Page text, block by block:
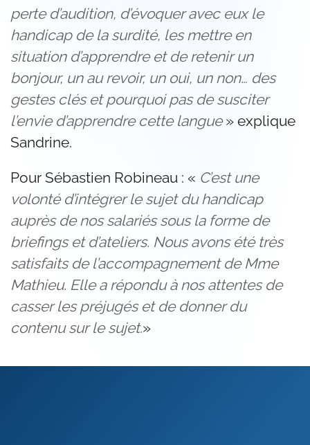
perte d’audition, d’évoquer avec eux le
handicap de la surdité, les mettre en
situation d’apprendre et de retenir un
bonjour, un au revoir, un oui, un non… des
gestes clés et pourquoi pas de susciter
l’envie d’apprendre cette langue» explique
Sandrine.
Pour Sébastien Robineau : « C’est une
volonté d’intégrer le sujet du handicap
auprès de nos salariés sous la forme de
briefings et d’ateliers. Nous avons été très
satisfaits de l’accompagnement de Mme
Mathieu. Elle a répondu à nos attentes de
casser les préjugés et de donner du
contenu sur le sujet.»